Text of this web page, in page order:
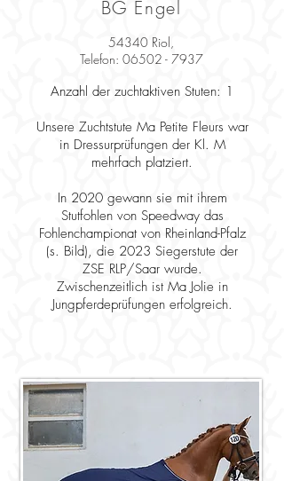
BG Engel
54340 Riol,
Telefon: 06502 - 7937
Anzahl der zuchtaktiven Stuten: 1
Unsere Zuchtstute Ma Petite Fleurs war
in Dressurprüfungen der Kl. M
mehrfach platziert.
In 2020 gewann sie mit ihrem
Stutfohlen von Speedway das
Fohlenchampionat von Rheinland-Pfalz
(s. Bild), die 2023 Siegerstute der
ZSE RLP/Saar wurde.
Zwischenzeitlich ist Ma Jolie in
Jungpferdeprüfungen erfolgreich.